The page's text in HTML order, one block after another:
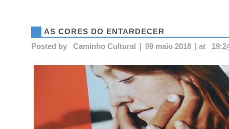
AS CORES DO ENTARDECER
Posted by
Caminho Cultural | 09 maio 2018 | at